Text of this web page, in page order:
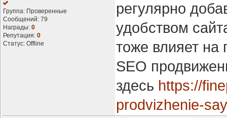
Группа: Проверенные
Сообщений: 79
Награды: 0
Репутация: 0
Статус: Offline
регулярно
удобством
тоже влияет на
SEO
здесь https://
prodvizhenie-